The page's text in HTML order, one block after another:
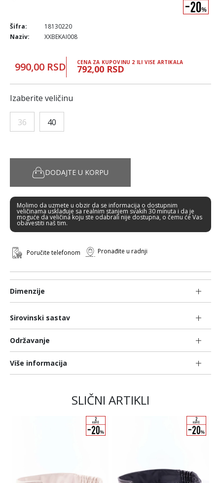
Dimenzije
Sirovinski sastav
Održavanje
Više informacija
Šifra:
18130220
Naziv:
XXBEKAI008
990,00 RSD CENA ZA KUPOVINU 2 ILI VISE ARTIKALA
792,00 RSD
Izaberite veličinu
36 40
DODAJTE U KORPU
Molimo da uzmete u obzir da se informacija o dostupnim
veličinama usklađuje sa realnim stanjem svakih 30 minuta i da je
moguće da veličina koju ste odabrali nije dostupna, o čemu će Vas
obavestiti naš tim.
Poručite telefonom Pronađite u radnji
SLIČNI ARTIKLI